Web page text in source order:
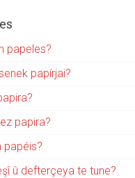
papeles?
papírjai?
papira?
papéis?
û defterçeya te tune?